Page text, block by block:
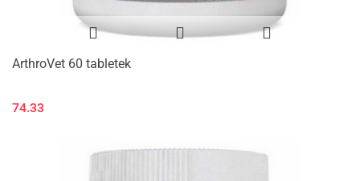
ArthroVet 60 tabletek
74.33